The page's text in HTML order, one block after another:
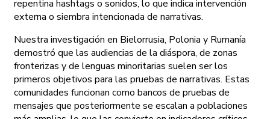
repentina hashtags o sonidos, lo que indica intervención
externa o siembra intencionada de narrativas.
Nuestra investigación en Bielorrusia, Polonia y Rumanía
demostró que las audiencias de la diáspora, de zonas
fronterizas y de lenguas minoritarias suelen ser los
primeros objetivos para las pruebas de narrativas. Estas
comunidades funcionan como bancos de pruebas de
mensajes que posteriormente se escalan a poblaciones